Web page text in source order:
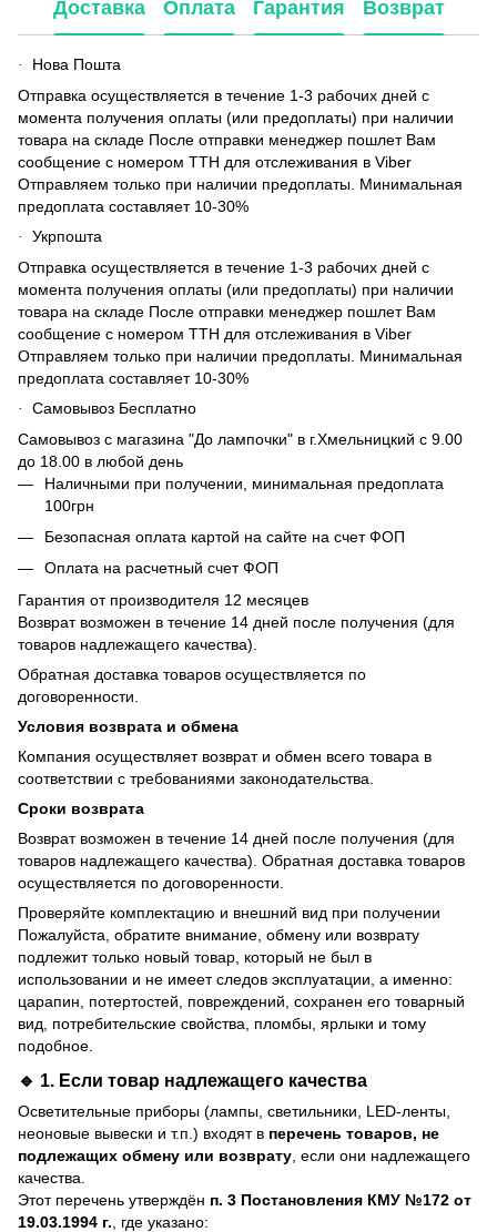
Доставка Оплата Гарантия Возврат
·
Нова Пошта
Отправка осуществляется в течение 1-3 рабочих дней с
момента получения оплаты (или предоплаты) при наличии
товара на складе После отправки менеджер пошлет Вам
сообщение с номером ТТН для отслеживания в Viber
Отправляем только при наличии предоплаты. Минимальная
предоплата составляет 10-30%
·
Укрпошта
Отправка осуществляется в течение 1-3 рабочих дней с
момента получения оплаты (или предоплаты) при наличии
товара на складе После отправки менеджер пошлет Вам
сообщение с номером ТТН для отслеживания в Viber
Отправляем только при наличии предоплаты. Минимальная
предоплата составляет 10-30%
·
Самовывоз Бесплатно
Самовывоз с магазина "До лампочки" в г.Хмельницкий с 9.00
до 18.00 в любой день
Наличными при получении, минимальная предоплата
100грн
Безопасная оплата картой на сайте на счет ФОП
Оплата на расчетный счет ФОП
Гарантия от производителя 12 месяцев
Возврат возможен в течение 14 дней после получения (для
товаров надлежащего качества).
Обратная доставка товаров осуществляется по
договоренности.
Условия возврата и обмена
Компания осуществляет возврат и обмен всего товара в
соответствии с требованиями законодательства.
Сроки возврата
Возврат возможен в течение 14 дней после получения (для
товаров надлежащего качества). Обратная доставка товаров
осуществляется по договоренности.
Проверяйте комплектацию и внешний вид при получении
Пожалуйста, обратите внимание, обмену или возврату
подлежит только новый товар, который не был в
использовании и не имеет следов эксплуатации, а именно:
царапин, потертостей, повреждений, сохранен его товарный
вид, потребительские свойства, пломбы, ярлыки и тому
подобное.
🔹 1. Если товар надлежащего качества
Осветительные приборы (лампы, светильники, LED-ленты,
неоновые вывески и т.п.) входят в перечень товаров, не
подлежащих обмену или возврату , если они надлежащего
качества.
Этот перечень утверждён п. 3 Постановления КМУ №172 от
19.03.1994 г. , где указано: